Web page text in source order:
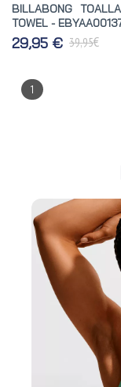
BILLABONG
TOWEL -
29,95 € 39,95€
1